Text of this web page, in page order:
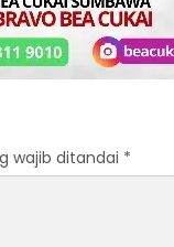
wajib ditandai *